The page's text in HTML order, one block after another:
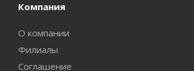
Компания
О компании
Филиалы
Соглашение